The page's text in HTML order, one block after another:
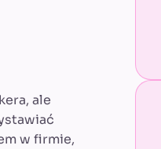
ale
w firmie,